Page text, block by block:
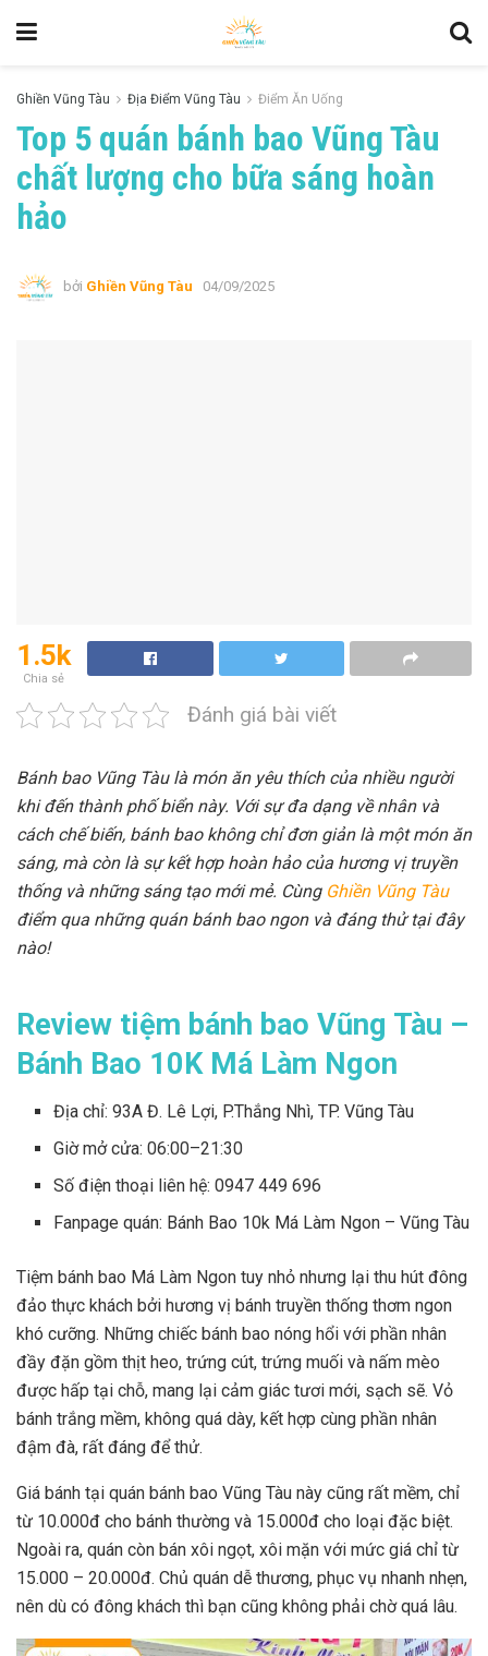
Ghiền Vũng Tàu Địa Điểm Vũng Tàu Điểm Ăn Uống
Top 5 quán bánh bao Vũng Tàu
chất lượng cho bữa sáng hoàn
hảo
bởi Ghiền Vũng Tàu 04/09/2025
1.5k
Chia sẻ
Đánh giá bài viết
Bánh bao Vũng Tàu là món ăn yêu thích của nhiều người
khi đến thành phố biển này. Với sự đa dạng về nhân và
cách chế biến, bánh bao không chỉ đơn giản là một món ăn
sáng, mà còn là sự kết hợp hoàn hảo của hương vị truyền
thống và những sáng tạo mới mẻ. Cùng Ghiền Vũng Tàu
điểm qua những quán bánh bao ngon và đáng thử tại đây
nào!
Review tiệm bánh bao Vũng Tàu –
Bánh Bao 10K Má Làm Ngon
Địa chỉ: 93A Đ. Lê Lợi, P.Thắng Nhì, TP. Vũng Tàu
Giờ mở cửa: 06:00–21:30
Số điện thoại liên hệ: 0947 449 696
Fanpage quán: Bánh Bao 10k Má Làm Ngon – Vũng Tàu
Tiệm bánh bao Má Làm Ngon tuy nhỏ nhưng lại thu hút đông
đảo thực khách bởi hương vị bánh truyền thống thơm ngon
khó cưỡng. Những chiếc bánh bao nóng hổi với phần nhân
đầy đặn gồm thịt heo, trứng cút, trứng muối và nấm mèo
được hấp tại chỗ, mang lại cảm giác tươi mới, sạch sẽ. Vỏ
bánh trắng mềm, không quá dày, kết hợp cùng phần nhân
đậm đà, rất đáng để thử.
Giá bánh tại quán bánh bao Vũng Tàu này cũng rất mềm, chỉ
từ 10.000đ cho bánh thường và 15.000đ cho loại đặc biệt.
Ngoài ra, quán còn bán xôi ngọt, xôi mặn với mức giá chỉ từ
15.000 – 20.000đ. Chủ quán dễ thương, phục vụ nhanh nhẹn,
nên dù có đông khách thì bạn cũng không phải chờ quá lâu.